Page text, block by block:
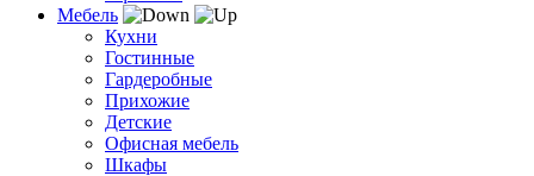
Мебель
Кухни
Гостинные
Гардеробные
Прихожие
Детские
Офисная мебель
Шкафы